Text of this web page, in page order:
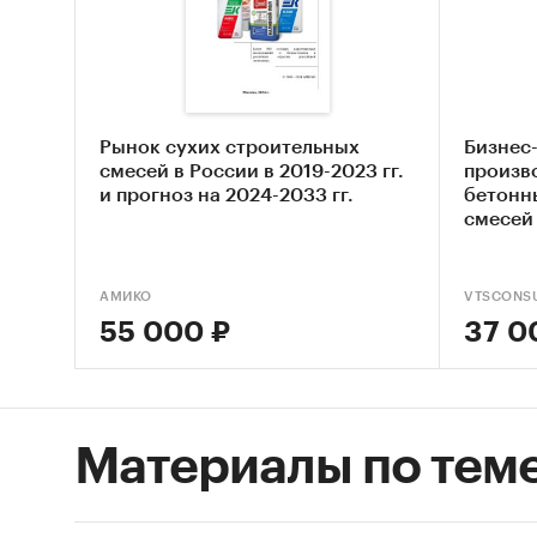
Рынок сухих строительных
смесей в России в 2019-2023 гг.
и прогноз на 2024-2033 гг.
АМИКО
55 000 ₽
смесей
37
Материалы по